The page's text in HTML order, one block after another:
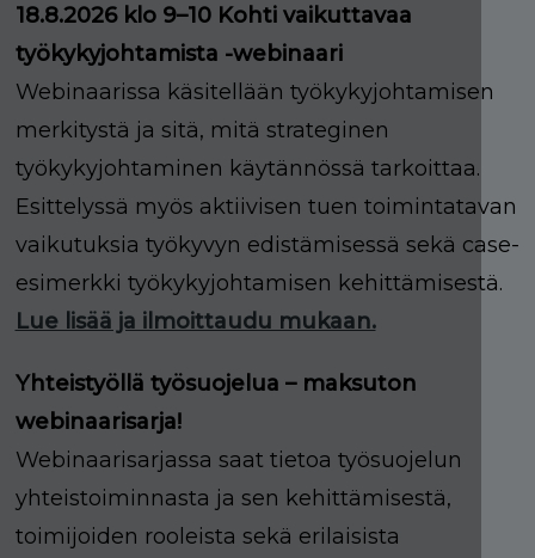
18.8.2026 klo 9–10 Kohti vaikuttavaa
työkykyjohtamista -webinaari
Webinaarissa käsitellään työkykyjohtamisen
merkitystä ja sitä, mitä strateginen
työkykyjohtaminen käytännössä tarkoittaa.
Esittelyssä myös aktiivisen tuen toimintatavan
vaikutuksia työkyvyn edistämisessä sekä case-
esimerkki työkykyjohtamisen kehittämisestä.
Lue lisää ja ilmoittaudu mukaan.
Yhteistyöllä työsuojelua – maksuton
webinaarisarja!
Webinaarisarjassa saat tietoa työsuojelun
yhteistoiminnasta ja sen kehittämisestä,
toimijoiden rooleista sekä erilaisista